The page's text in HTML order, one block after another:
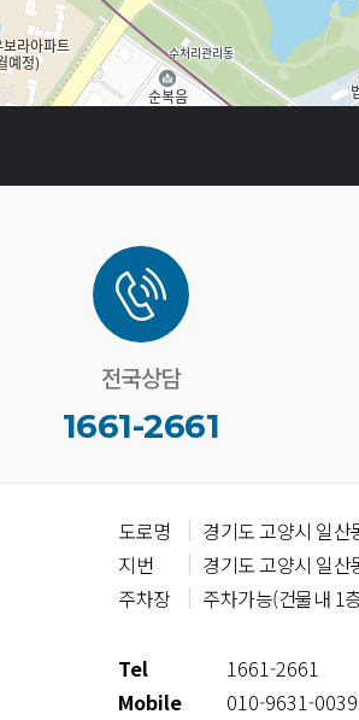
전국상담
1661-2661
도로명
경기도 고양시 일
지번
경기도 고양시 일
주차장
주차가능(건물내 1
Tel
1661-2661
Mobile
010-9631-0039